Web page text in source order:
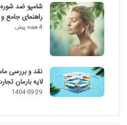
راهنمای جامع
4 هفته پیش
نقد و بررسی
لایه بارمان
1404-09-29